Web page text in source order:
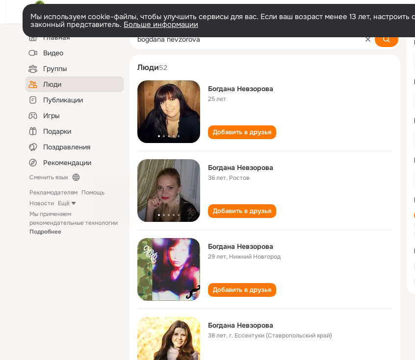
Мы используем cookie-файлы, чтобы улучшить сервисы для вас. Если ваш возраст менее 13 лет,
законный представитель. Больше информации
Левая
колонкаГлавная
Видео
Группы
Люди
Публикации
Игры
Подарки
Поздравления
Рекомендации
Сменить язык
Рекламодателям Помощь
Новости Ещё
Мы применяем
рекомендательные технологии
Подробнее
bogdana nevzorova
Люди52
Богдана Невзорова
25 лет
Добавить в друзья
Богдана Невзорова
36 лет, Ростов
Добавить в друзья
Богдана Невзорова
29 лет, Нижний Новгород
Добавить в друзья
Богдана Невзорова
38 лет,г. Ессентуки (Ставропольский край)